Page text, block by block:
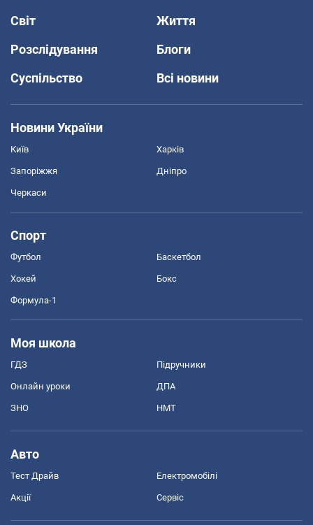
Світ
Життя
Розслідування
Блоги
Суспільство
Всі новини
Новини України
Київ Харків
Запоріжжя Дніпро
Черкаси
Спорт
Футбол Баскетбол
Хокей Бокс
Формула-1
Моя школа
ГДЗ Підручники
Онлайн уроки ДПА
ЗНО НМТ
Авто
Тест Драйв Електромобілі
Акції Сервіс